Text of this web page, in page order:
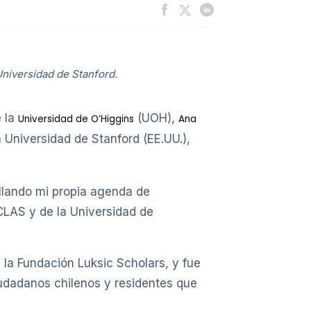
de Stanford.
la Universidad de O’Higgins (UOH), Ana
de Stanford (EE.UU.),
mi propia agenda de
y de la Universidad de
Fundación Luksic Scholars, y fue
chilenos y residentes que